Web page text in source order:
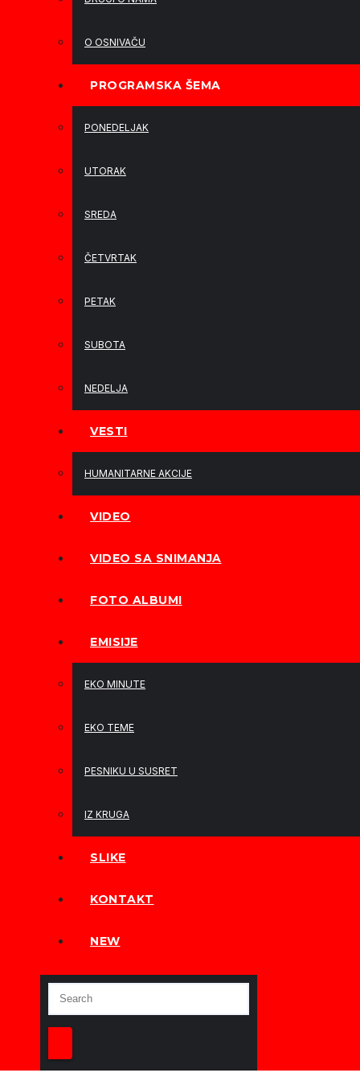
O OSNIVAČU
PROGRAMSKA ŠEMA
PONEDELJAK
UTORAK
SREDA
ČETVRTAK
PETAK
SUBOTA
NEDELJA
VESTI
HUMANITARNE AKCIJE
VIDEO
VIDEO SA SNIMANJA
FOTO ALBUMI
EMISIJE
EKO MINUTE
EKO TEME
PESNIKU U SUSRET
IZ KRUGA
SLIKE
KONTAKT
NEW